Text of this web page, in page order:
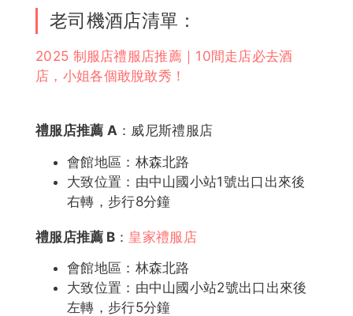
老司機酒店清單：
2025 制服店禮服店推薦｜10間走店必去酒
店，小姐各個敢脫敢秀！
禮服店推薦 A ：威尼斯禮服店
會館地區：林森北路
大致位置：由中山國小站1號出口出來後
右轉，步行8分鐘
禮服店推薦 B ： 皇家禮服店
會館地區：林森北路
大致位置：由中山國小站2號出口出來後
左轉，步行5分鐘